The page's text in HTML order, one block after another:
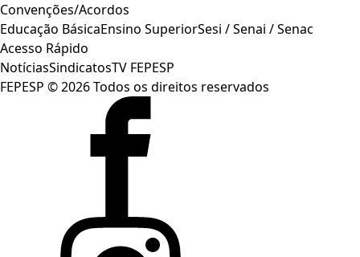
Convenções/Acordos
Educação BásicaEnsino SuperiorSesi / Senai / Senac
Acesso Rápido
NotíciasSindicatosTV FEPESP
FEPESP © 2026 Todos os direitos reservados